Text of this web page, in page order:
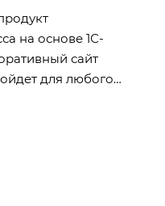
на основе 1С-
сайт
для любого
IT.